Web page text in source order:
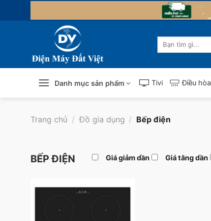
Tìm
kiếm:
Danh mục sản phẩm Tivi Điều hòa
Trang chủ / Đồ gia dụng / Bếp điện
BẾP ĐIỆN Giá giảm dần Giá tăng dần